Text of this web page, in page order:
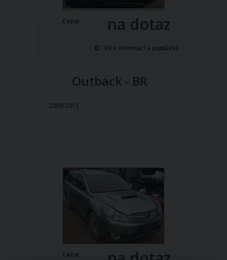
Cena: na dotaz
Více informací a poptávka
Outback - BR
2009-2015
Cena: